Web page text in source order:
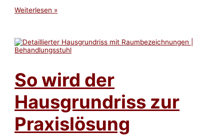
Cool
deinem
Haus
fehlen
darf
Weiterlesen »
So wird der
Hausgrundriss zur
Praxislösung